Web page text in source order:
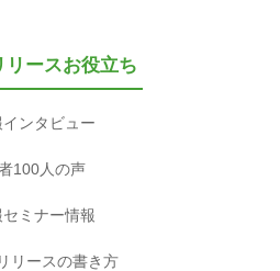
リースお役立ち
インタビュー
100人の声
セミナー情報
リースの書き方